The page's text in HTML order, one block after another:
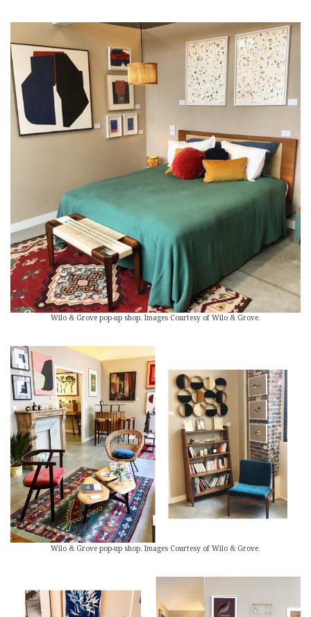
Wilo & Grove pop-up shop. Images Courtesy of Wilo & Grove.
Wilo & Grove pop-up shop. Images Courtesy of Wilo & Grove.